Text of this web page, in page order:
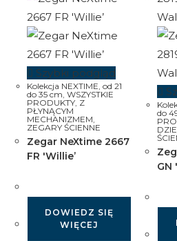
Szybki podgląd
Kolekcja NEXTIME od 21
do 35 cm WSZYSTKIE
PRODUKTY, Z
PŁYNĄCYM
MECHANIZMEM
ZEGARY ŚCIENNE
Zegar NeXtime 2667
FR 'Willie’
DOWIEDZ SIĘ
WIĘCEJ
do
GN